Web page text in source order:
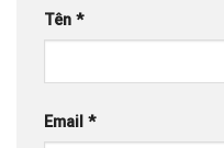
Tên *
Email *